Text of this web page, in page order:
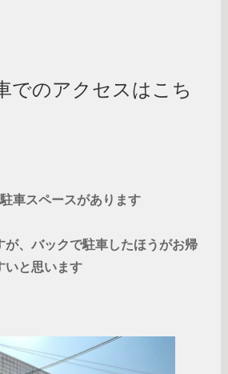
でのアクセスはこち
車スペースがあります
が、バックで駐車したほうがお帰
いと思います